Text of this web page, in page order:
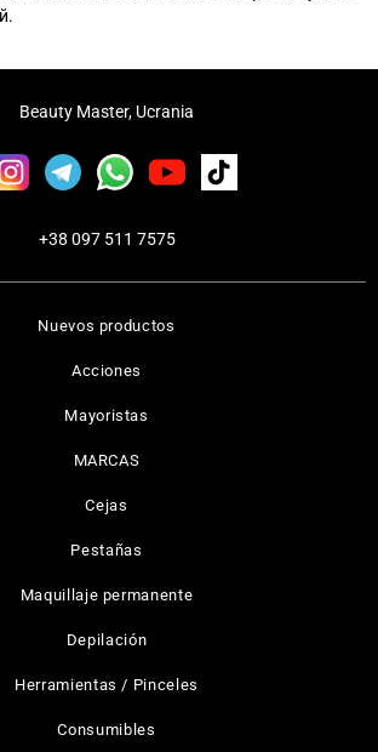
Nuevos productos
Acciones
Mayoristas
MARCAS
Cejas
Pestañas
Maquillaje permanente
Depilación
Herramientas / Pinceles
Consumibles
Beauty Master, Ucrania
+38 097 511 7575